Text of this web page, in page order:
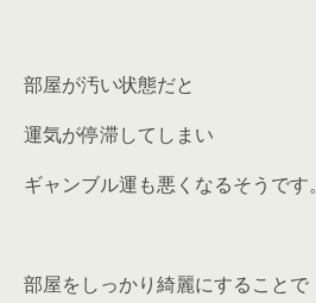
部屋が汚い状態だと
運気が停滞してしまい
ギャンブル運も悪くなるそうです。
部屋をしっかり綺麗にすることで